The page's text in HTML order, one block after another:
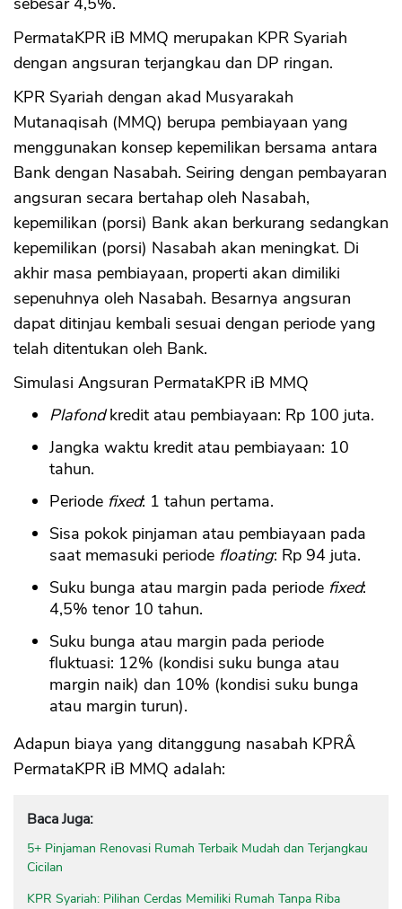
PermataKPR iB MMQ merupakan KPR Syariah
dengan angsuran terjangkau dan DP ringan.
KPR Syariah dengan akad Musyarakah
Mutanaqisah (MMQ) berupa pembiayaan yang
menggunakan konsep kepemilikan bersama antara
Bank dengan Nasabah. Seiring dengan pembayaran
angsuran secara bertahap oleh Nasabah,
kepemilikan (porsi) Bank akan berkurang sedangkan
kepemilikan (porsi) Nasabah akan meningkat. Di
akhir masa pembiayaan, properti akan dimiliki
sepenuhnya oleh Nasabah. Besarnya angsuran
dapat ditinjau kembali sesuai dengan periode yang
telah ditentukan oleh Bank.
Simulasi Angsuran PermataKPR iB MMQ
Plafondkredit atau pembiayaan: Rp 100 juta.
Jangka waktu kredit atau pembiayaan: 10
tahun.
Periode fixed: 1 tahun pertama.
Sisa pokok pinjaman atau pembiayaan pada
saat memasuki periode floating: Rp 94 juta.
Suku bunga atau margin pada periode fixed:
4,5% tenor 10 tahun.
Suku bunga atau margin pada periode
fluktuasi: 12% (kondisi suku bunga atau
margin naik) dan 10% (kondisi suku bunga
atau margin turun).
Adapun biaya yang ditanggung nasabah KPRÂ
PermataKPR iB MMQ adalah:
Baca Juga:
5+ Pinjaman Renovasi Rumah Terbaik Mudah dan Terjangkau
Cicilan
KPR Syariah: Pilihan Cerdas Memiliki Rumah Tanpa Riba